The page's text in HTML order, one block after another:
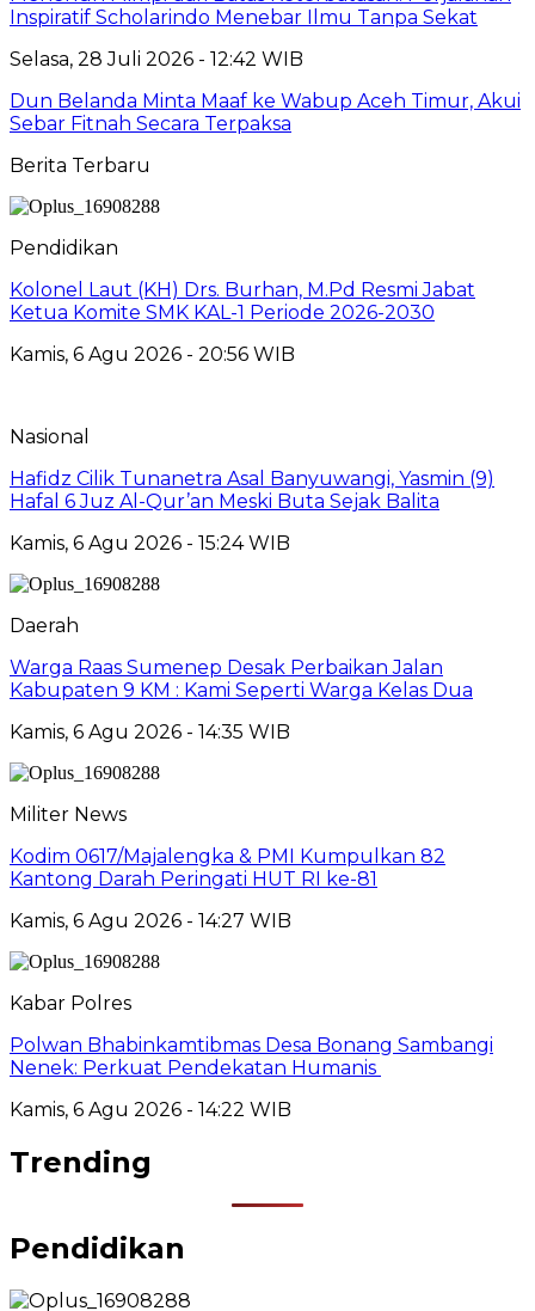
Inspiratif Scholarindo Menebar Ilmu Tanpa Sekat
Selasa, 28 Juli 2026 - 12:42 WIB
Dun Belanda Minta Maaf ke Wabup Aceh Timur, Akui
Sebar Fitnah Secara Terpaksa
Berita Terbaru
Pendidikan
Kolonel Laut (KH) Drs. Burhan, M.Pd Resmi Jabat
Ketua Komite SMK KAL-1 Periode 2026-2030
Kamis, 6 Agu 2026 - 20:56 WIB
Nasional
Hafidz Cilik Tunanetra Asal Banyuwangi, Yasmin (9)
Hafal 6 Juz Al-Qur’an Meski Buta Sejak Balita
Kamis, 6 Agu 2026 - 15:24 WIB
Daerah
Warga Raas Sumenep Desak Perbaikan Jalan
Kabupaten 9 KM : Kami Seperti Warga Kelas Dua
Kamis, 6 Agu 2026 - 14:35 WIB
Militer News
Kodim 0617/Majalengka & PMI Kumpulkan 82
Kantong Darah Peringati HUT RI ke-81
Kamis, 6 Agu 2026 - 14:27 WIB
Kabar Polres
Polwan Bhabinkamtibmas Desa Bonang Sambangi
Nenek: Perkuat Pendekatan Humanis
Kamis, 6 Agu 2026 - 14:22 WIB
Trending
Pendidikan